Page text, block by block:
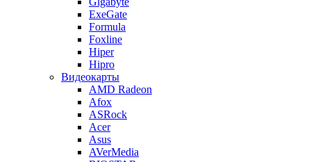
ExeGate
Formula
Foxline
Hiper
Hipro
Видеокарты
AMD Radeon
Afox
ASRock
Acer
Asus
AVerMedia